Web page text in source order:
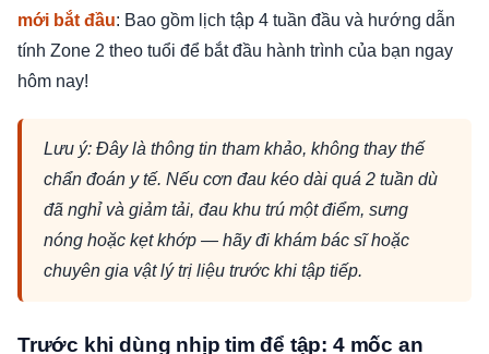
mới bắt đầu: Bao gồm lịch tập 4 tuần đầu và hướng dẫn
tính Zone 2 theo tuổi để bắt đầu hành trình của bạn ngay
hôm nay!
Lưu ý: Đây là thông tin tham khảo, không thay thế
chẩn đoán y tế. Nếu cơn đau kéo dài quá 2 tuần dù
đã nghỉ và giảm tải, đau khu trú một điểm, sưng
nóng hoặc kẹt khớp — hãy đi khám bác sĩ hoặc
chuyên gia vật lý trị liệu trước khi tập tiếp.
Trước khi dùng nhịp tim để tập: 4 mốc an